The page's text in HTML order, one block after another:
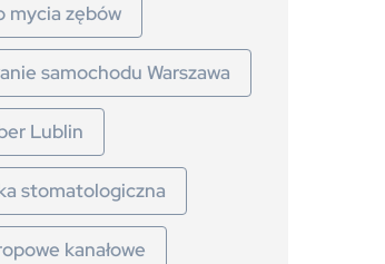
mycia zębów
samochodu Warszawa
Lublin
stomatologiczna
kanałowe